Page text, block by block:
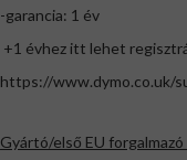
-garancia: 1 év
+1 évhez itt lehet
https://www.dymo.co.uk/
Gyártó/első EU